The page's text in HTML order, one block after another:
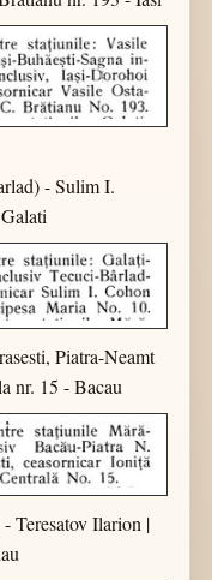
- Sulim I.
Piatra-Neamt
nr. 15 - Bacau
Teresatov Ilarion |